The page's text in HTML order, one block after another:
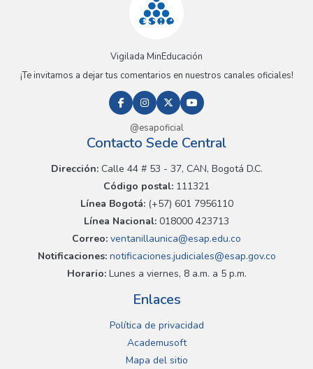
Vigilada MinEducación
¡Te invitamos a dejar tus comentarios en nuestros canales oficiales!
@esapoficial
Contacto Sede Central
Dirección:Calle 44 # 53 - 37, CAN, Bogotá D.C.
Código postal: 111321
Línea Bogotá:(+57) 601 7956110
Línea Nacional: 018000 423713
Correo: ventanillaunica@esap.edu.co
Notificaciones:notificaciones.judiciales@esap.gov.co
Horario:Lunes a viernes, 8 a.m. a 5 p.m.
Enlaces
Política de privacidad
Academusoft
Mapa del sitio